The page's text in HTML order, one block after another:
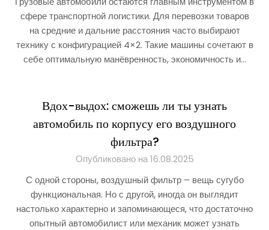
сфере транспортной логистики. Для перевозки товаров
на средние и дальние расстояния часто выбирают
технику с конфигурацией 4×2. Такие машины сочетают в
себе оптимальную манёвренность, экономичность и…
Вдох-выдох: сможешь ли ты узнать
автомобиль по корпусу его воздушного
фильтра?
Опубликовано на 16.08.2025
С одной стороны, воздушный фильтр – вещь сугубо
функциональная. Но с другой, иногда он выглядит
настолько характерно и запоминающеся, что достаточно
опытный автомобилист или механик может узнать